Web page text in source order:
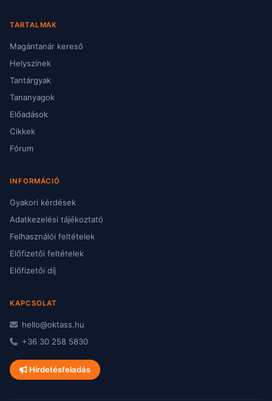
TARTALMAK
Magántanár kereső
Helyszínek
Tantárgyak
Tananyagok
Előadások
Cikkek
Fórum
INFORMÁCIÓ
Gyakori kérdések
Adatkezelési tájékoztató
Felhasználói feltételek
Előfizetői feltételek
Előfizetői díj
KAPCSOLAT
hello@oktass.hu
+36 30 258 5830
Hirdetésfeladás